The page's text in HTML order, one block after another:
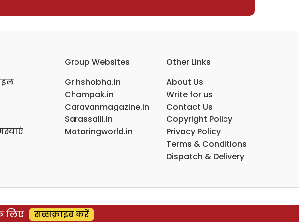
Group Websites
Grihshobha.in
Champak.in
Caravanmagazine.in
Sarassalil.in
Motoringworld.in
Other Links
About Us
Write for us
Contact Us
Copyright Policy
Privacy Policy
Terms & Conditions
Dispatch & Delivery
लिए सब्सक्राइब करें